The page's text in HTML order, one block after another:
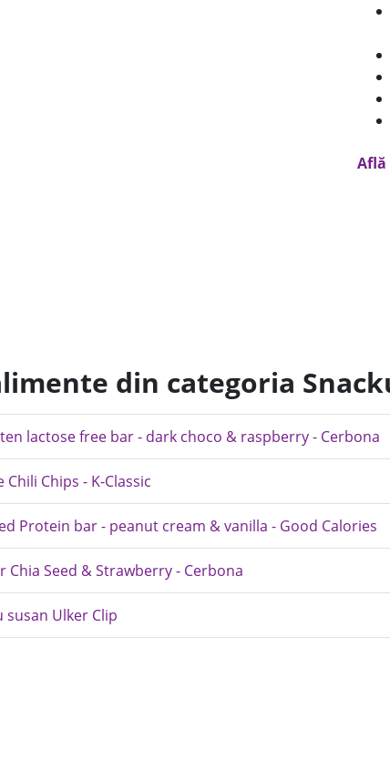
din categoria
lactose free bar - dark choco & raspberry - Cerbona
Chili Chips - K-Classic
Protein bar - peanut cream & vanilla - Good Calories
Chia Seed & Strawberry - Cerbona
susan Ulker Clip